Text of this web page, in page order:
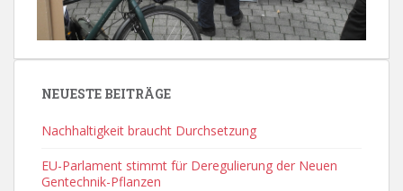
NEUESTE BEITRÄGE
Nachhaltigkeit braucht Durchsetzung
EU-Parlament stimmt für Deregulierung der Neuen
Gentechnik-Pflanzen